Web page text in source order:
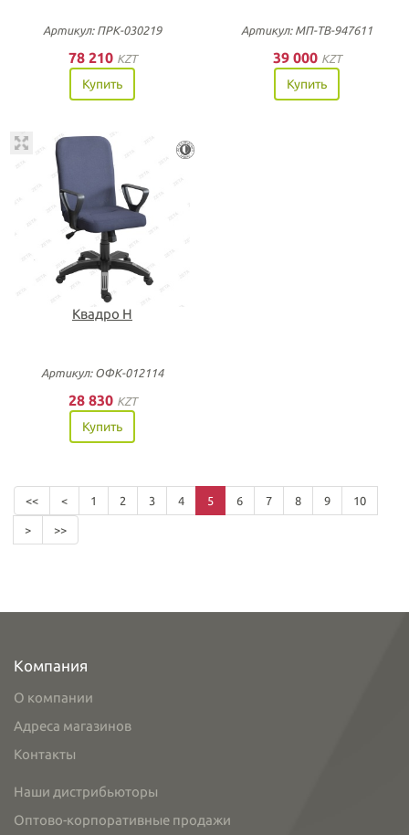
Артикул: ПРК-030219
78 210 KZT
Купить
Артикул: МП-ТВ-947611
39 000 KZT
Купить
Квадро Н
Артикул: ОФК-012114
28 830 KZT
Купить
<< < 1 2 3 4 5 6 7 8 9 10
> >>
Компания
О компании
Адреса магазинов
Контакты
Наши дистрибьюторы
Оптово-корпоративные продажи